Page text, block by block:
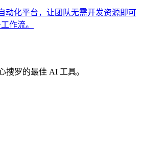
动化平台，让团队无需开发资源即可
作流。
罗的最佳 AI 工具。